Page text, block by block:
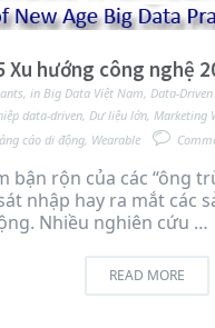
Xu hướng công nghệ
ants, in Big Data Việt Nam, Data-Driven
data-driven, Dư liệu lớn, Marketing
cáo di động, Wearable
bận rộn của các “ông
nhập hay ra mắt các
Nhiều nghiên cứu …
READ MORE